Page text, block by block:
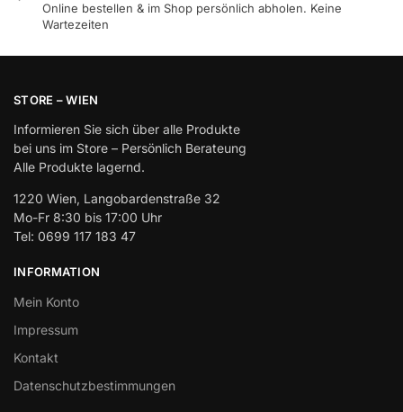
Online bestellen & im Shop persönlich abholen. Keine
Wartezeiten
STORE – WIEN
Informieren Sie sich über alle Produkte
bei uns im Store – Persönlich Berateung
Alle Produkte lagernd.
1220 Wien, Langobardenstraße 32
Mo-Fr 8:30 bis 17:00 Uhr
Tel: 0699 117 183 47
INFORMATION
Mein Konto
Impressum
Kontakt
Datenschutzbestimmungen